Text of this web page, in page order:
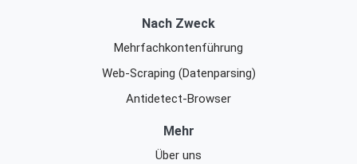
Nach Zweck
Mehrfachkontenführung
Web-Scraping (Datenparsing)
Antidetect-Browser
Mehr
Über uns